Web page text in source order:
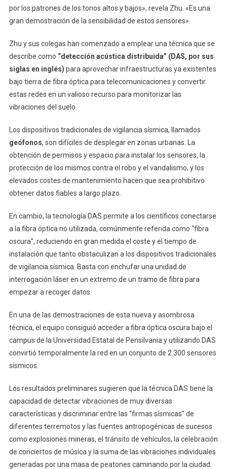
por los patrones de los tonos altos y bajos», revela Zhu. «Es una
gran demostración de la sensibilidad de estos sensores».
Zhu y sus colegas han comenzado a emplear una técnica que se
describe como “detección acústica distribuida” (DAS, por sus
siglas en inglés) para aprovechar infraestructuras ya existentes
bajo tierra de fibra óptica para telecomunicaciones y convertir
estas redes en un valioso recurso para monitorizar las
vibraciones del suelo.
Los dispositivos tradicionales de vigilancia sísmica, llamados
geófonos, son difíciles de desplegar en zonas urbanas. La
obtención de permisos y espacio para instalar los sensores, la
protección de los mismos contra el robo y el vandalismo, y los
elevados costes de mantenimiento hacen que sea prohibitivo
obtener datos fiables a largo plazo.
En cambio, la tecnología DAS permite a los científicos conectarse
a la fibra óptica no utilizada, comúnmente referida como “fibra
oscura”, reduciendo en gran medida el coste y el tiempo de
instalación que tanto obstaculizan a los dispositivos tradicionales
de vigilancia sísmica. Basta con enchufar una unidad de
interrogación láser en un extremo de un tramo de fibra para
empezar a recoger datos.
En una de las demostraciones de esta nueva y asombrosa
técnica, el equipo consiguió acceder a fibra óptica oscura bajo el
campus de la Universidad Estatal de Pensilvania y utilizando DAS
convirtió temporalmente la red en un conjunto de 2.300 sensores
sísmicos.
Los resultados preliminares sugieren que la técnica DAS tiene la
capacidad de detectar vibraciones de muy diversas
características y discriminar entre las “firmas sísmicas” de
diferentes terremotos y las fuentes antropogénicas de sucesos
como explosiones mineras, el tránsito de vehículos, la celebración
de conciertos de música y la suma de las vibraciones individuales
generadas por una masa de peatones caminando por la ciudad.